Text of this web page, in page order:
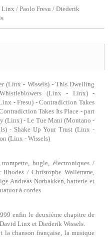
/ Paolo Fresu / Diederik
(Linx - Wissels) - This Dwelling
(Linx - Linx) -
- Fresu) - Contradiction Takes
Takes Its Place - part
(Linx) - Le Tue Mani (Montano -
- Shake Up Your Trust (Linx -
(Linx - Wissels)
bugle, électroniques /
/ Christophe Wallemme,
Andreas Norbakken, batterie et
à cordes
enfin le deuxième chapitre de
Linx et Diederik Wissels.
la chanson française, la musique